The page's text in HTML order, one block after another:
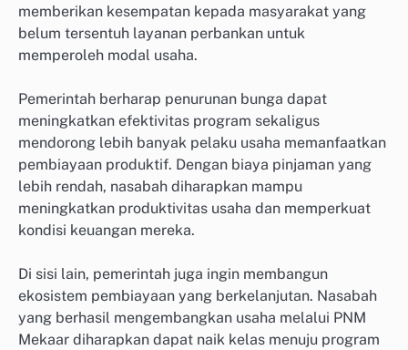
memberikan kesempatan kepada masyarakat yang
belum tersentuh layanan perbankan untuk
memperoleh modal usaha.
Pemerintah berharap penurunan bunga dapat
meningkatkan efektivitas program sekaligus
mendorong lebih banyak pelaku usaha memanfaatkan
pembiayaan produktif. Dengan biaya pinjaman yang
lebih rendah, nasabah diharapkan mampu
meningkatkan produktivitas usaha dan memperkuat
kondisi keuangan mereka.
Di sisi lain, pemerintah juga ingin membangun
ekosistem pembiayaan yang berkelanjutan. Nasabah
yang berhasil mengembangkan usaha melalui PNM
Mekaar diharapkan dapat naik kelas menuju program